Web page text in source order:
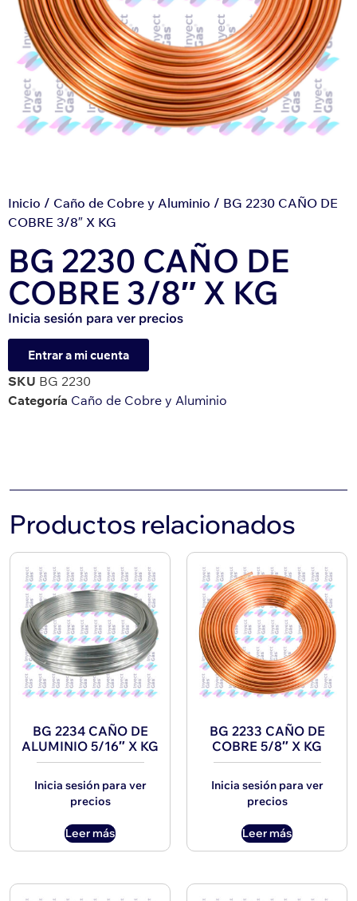
Inicio / Caño de Cobre y Aluminio / BG 2230 CAÑO DE
COBRE 3/8″ X KG
BG 2230 CAÑO DE
COBRE 3/8″ X KG
Inicia sesión para ver precios
Entrar a mi cuenta
SKU BG 2230
Categoría Caño de Cobre y Aluminio
Productos relacionados
BG 2234 CAÑO DE
ALUMINIO 5/16″ X KG
Inicia sesión para ver
precios
Leer más
BG 2233 CAÑO DE
COBRE 5/8″ X KG
Inicia sesión para ver
precios
Leer más